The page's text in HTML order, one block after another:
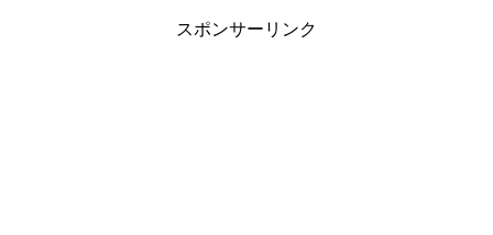
スポンサーリンク